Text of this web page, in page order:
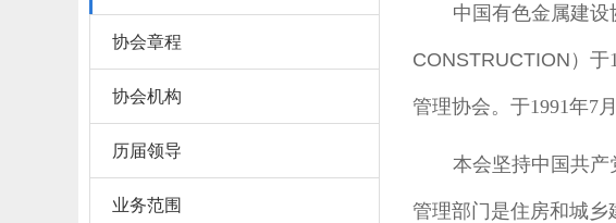
协会章程
协会机构
历届领导
业务范围
中国有色金属建设
CONSTRUCTION） 于
管理协会。于1991年7
本会坚持中国共
管理部门是住房和城